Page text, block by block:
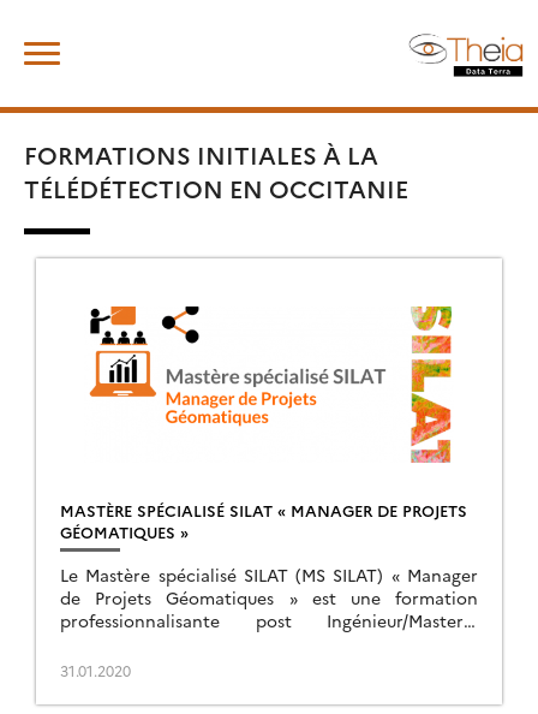
content
FORMATIONS INITIALES À LA
TÉLÉDÉTECTION EN OCCITANIE
MASTÈRE SPÉCIALISÉ SILAT « MANAGER DE PROJETS
GÉOMATIQUES »
Le Mastère spécialisé SILAT (MS SILAT) « Manager
de Projets Géomatiques » est une formation
professionnalisante post Ingénieur/Master2,
l’aménagement des territoires pour l’intégration
31.01.2020